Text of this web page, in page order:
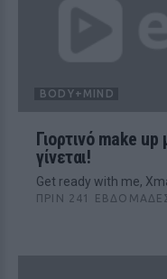
BODY+MIND
Γιορτινό make
γίνεται!
Get ready with me,
ΠΡΙΝ 241